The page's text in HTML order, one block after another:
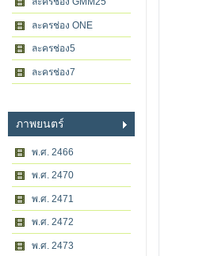
ละครช่อง ONE
ละครช่อง5
ละครช่อง7
ภาพยนตร์
พ.ศ. 2466
พ.ศ. 2470
พ.ศ. 2471
พ.ศ. 2472
พ.ศ. 2473